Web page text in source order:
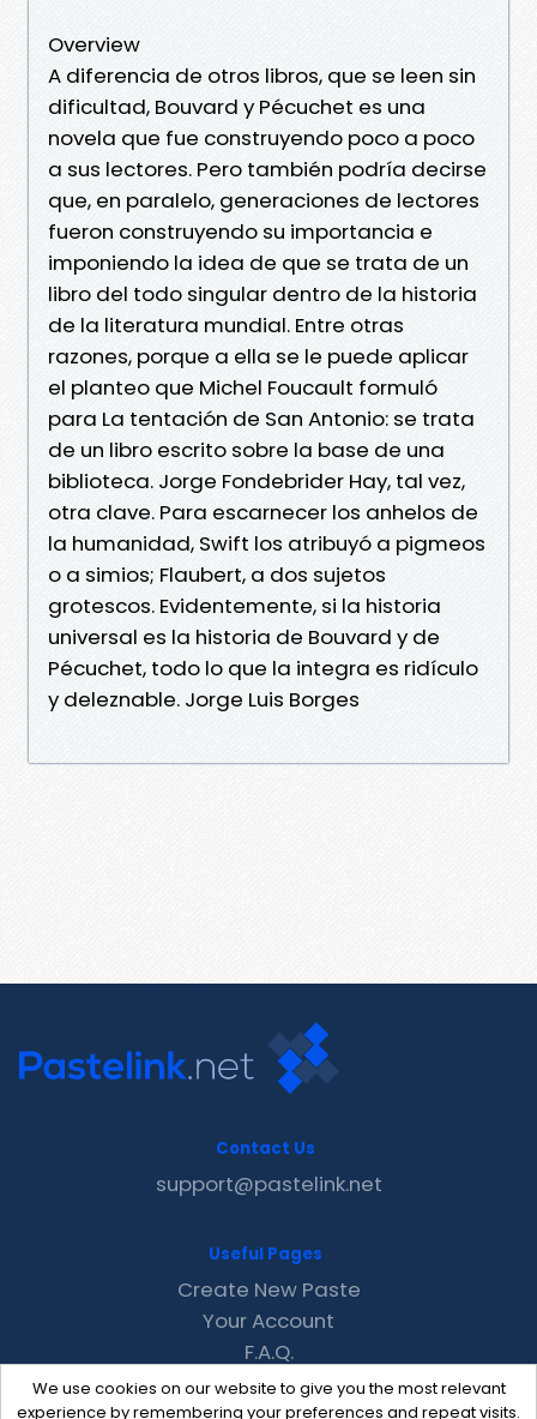
Overview
A diferencia de otros libros, que se leen sin
dificultad, Bouvard y Pécuchet es una
novela que fue construyendo poco a poco
a sus lectores. Pero también podría decirse
que, en paralelo, generaciones de lectores
fueron construyendo su importancia e
imponiendo la idea de que se trata de un
libro del todo singular dentro de la historia
de la literatura mundial. Entre otras
razones, porque a ella se le puede aplicar
el planteo que Michel Foucault formuló
para La tentación de San Antonio: se trata
de un libro escrito sobre la base de una
biblioteca. Jorge Fondebrider Hay, tal vez,
otra clave. Para escarnecer los anhelos de
la humanidad, Swift los atribuyó a pigmeos
o a simios; Flaubert, a dos sujetos
grotescos. Evidentemente, si la historia
universal es la historia de Bouvard y de
Pécuchet, todo lo que la integra es ridículo
y deleznable. Jorge Luis Borges
We use cookies on our website to give you the most relevant
experience by remembering your preferences and repeat visits.
Contact Us
support@pastelink.net
Useful Pages
Create New Paste
Your Account
F.A.Q.
Recent